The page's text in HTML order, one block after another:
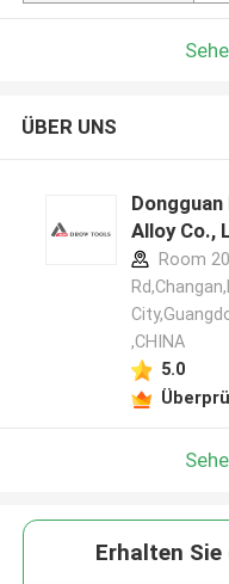
ÜBER UNS
Alloy Co.,
Room
,CHINA
5.0
Erhalten